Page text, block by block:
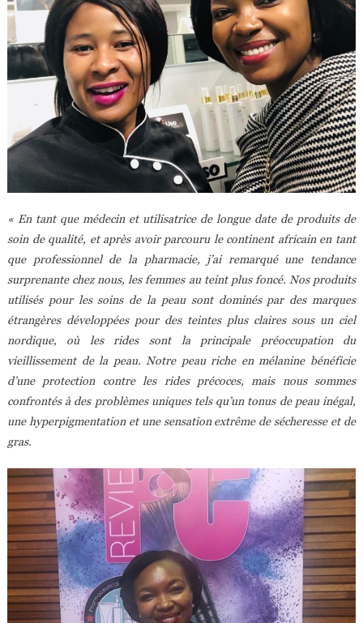
« En tant que médecin et utilisatrice de longue date de produits de
soin de qualité, et après avoir parcouru le continent africain en tant
que professionnel de la pharmacie, j’ai remarqué une tendance
surprenante chez nous, les femmes au teint plus foncé. Nos produits
utilisés pour les soins de la peau sont dominés par des marques
étrangères développées pour des teintes plus claires sous un ciel
nordique, où les rides sont la principale préoccupation du
vieillissement de la peau. Notre peau riche en mélanine bénéficie
d’une protection contre les rides précoces, mais nous sommes
confrontés à des problèmes uniques tels qu’un tonus de peau inégal,
une hyperpigmentation et une sensation extrême de sécheresse et de
gras.